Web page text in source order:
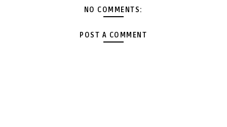
NO COMMENTS:
POST A COMMENT